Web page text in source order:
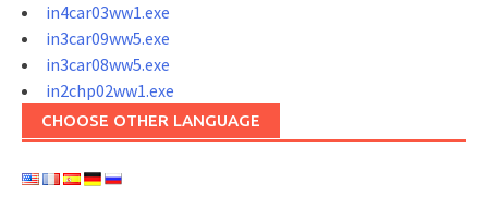
in4car03ww1.exe
in3car09ww5.exe
in3car08ww5.exe
in2chp02ww1.exe
CHOOSE OTHER LANGUAGE